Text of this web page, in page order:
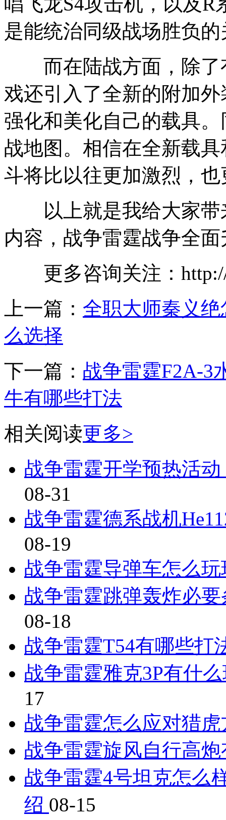
是能统治同级战场胜负
而在陆战方面，除了
戏还引入了全新的附加
强化和美化自己的载具
战地图。相信在全新载
斗将比以往更加激烈，
以上就是我给大家带
内容，战争雷霆战争全
更多咨询关注：http://
上一篇： 全职大师秦义
么选择
下一篇： 战争雷霆F2A-3
牛有哪些打法
相关阅读更多>
战争雷霆开学预热活
08-31
战争雷霆德系战机
08-19
战争雷霆导弹车怎么
战争雷霆跳弹轰炸必
08-18
战争雷霆T54有哪些打
战争雷霆雅克3P有什
17
战争雷霆怎么应对猎
战争雷霆旋风自行高
战争雷霆4号坦克怎么
绍 08-15